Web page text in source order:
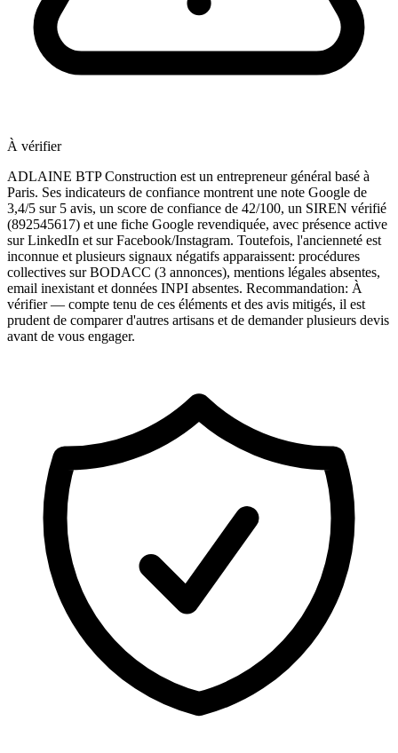
À vérifier
ADLAINE BTP Construction est un entrepreneur général basé à
Paris. Ses indicateurs de confiance montrent une note Google de
3,4/5 sur 5 avis, un score de confiance de 42/100, un SIREN vérifié
(892545617) et une fiche Google revendiquée, avec présence active
sur LinkedIn et sur Facebook/Instagram. Toutefois, l'ancienneté est
inconnue et plusieurs signaux négatifs apparaissent: procédures
collectives sur BODACC (3 annonces), mentions légales absentes,
email inexistant et données INPI absentes. Recommandation: À
vérifier — compte tenu de ces éléments et des avis mitigés, il est
prudent de comparer d'autres artisans et de demander plusieurs devis
avant de vous engager.